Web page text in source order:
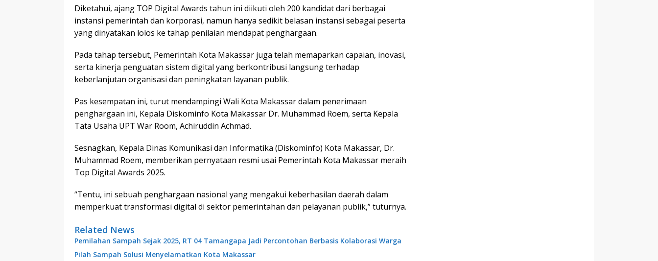
Diketahui, ajang TOP Digital Awards tahun ini diikuti oleh 200 kandidat dari berbagai
instansi pemerintah dan korporasi, namun hanya sedikit belasan instansi sebagai peserta
yang dinyatakan lolos ke tahap penilaian mendapat penghargaan.
Pada tahap tersebut, Pemerintah Kota Makassar juga telah memaparkan capaian, inovasi,
serta kinerja penguatan sistem digital yang berkontribusi langsung terhadap
keberlanjutan organisasi dan peningkatan layanan publik.
Pas kesempatan ini, turut mendampingi Wali Kota Makassar dalam penerimaan
penghargaan ini, Kepala Diskominfo Kota Makassar Dr. Muhammad Roem, serta Kepala
Tata Usaha UPT War Room, Achiruddin Achmad.
Sesnagkan, Kepala Dinas Komunikasi dan Informatika (Diskominfo) Kota Makassar, Dr.
Muhammad Roem, memberikan pernyataan resmi usai Pemerintah Kota Makassar meraih
Top Digital Awards 2025.
“Tentu, ini sebuah penghargaan nasional yang mengakui keberhasilan daerah dalam
memperkuat transformasi digital di sektor pemerintahan dan pelayanan publik,” tuturnya.
Related News
Pemilahan Sampah Sejak 2025, RT 04 Tamangapa Jadi Percontohan Berbasis Kolaborasi Warga
Pilah Sampah Solusi Menyelamatkan Kota Makassar